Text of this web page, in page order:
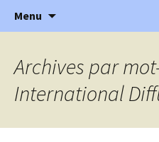
l'Automobile
l'automobile
…
Menu
Archives par
International